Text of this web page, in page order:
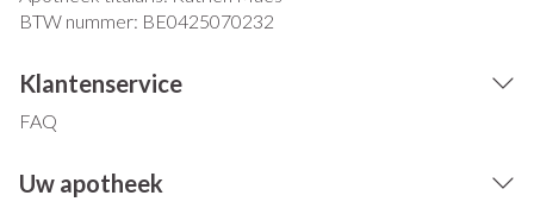
BTW nummer: BE0425070232
Klantenservice
FAQ
Uw apotheek